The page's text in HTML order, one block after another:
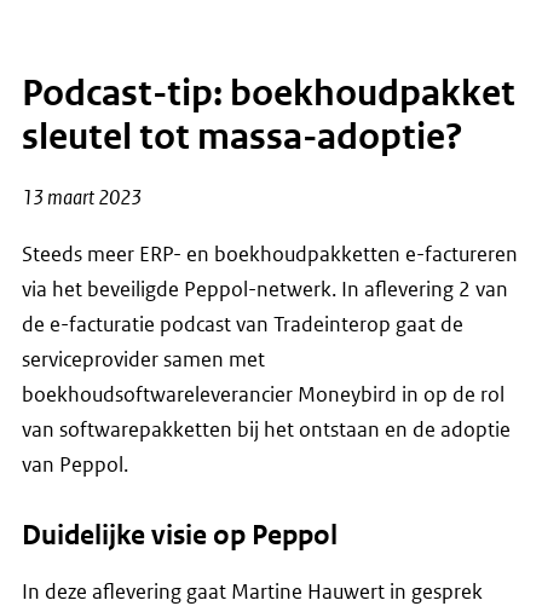
Podcast-tip: boekhoudpakket
sleutel tot massa-adoptie?
13 maart 2023
Steeds meer ERP- en boekhoudpakketten e-factureren
via het beveiligde Peppol-netwerk. In aflevering 2 van
de e-facturatie podcast van Tradeinterop gaat de
serviceprovider samen met
boekhoudsoftwareleverancier Moneybird in op de rol
van softwarepakketten bij het ontstaan en de adoptie
van Peppol.
Duidelijke visie op Peppol
In deze aflevering gaat Martine Hauwert in gesprek